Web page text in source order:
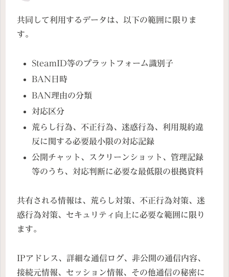
共同して利用するデータは、以下の範囲に限りま
す。
SteamID等のプラットフォーム識別子
BAN日時
BAN理由の分類
対応区分
荒らし行為、不正行為、迷惑行為、利用規約違
反に関する必要最小限の対応記録
公開チャット、スクリーンショット、管理記録
等のうち、対応判断に必要な最低限の根拠資料
共有される情報は、荒らし対策、不正行為対策、迷
惑行為対策、セキュリティ向上に必要な範囲に限り
ます。
IPアドレス、詳細な通信ログ、非公開の通信内容、
接続元情報、セッション情報、その他通信の秘密に